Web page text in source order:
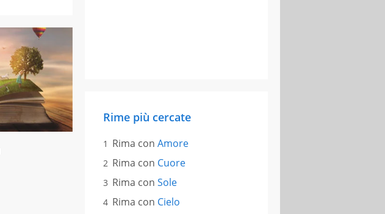
Rime più cercate
Rima con Amore
Rima con Cuore
Rima con Sole
Rima con Cielo